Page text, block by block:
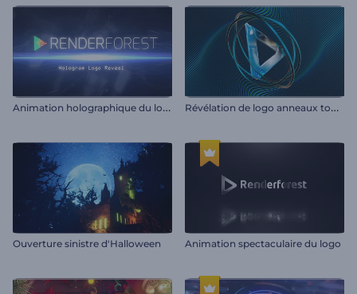
A
nimation holographique du logo R
évélation de logo anneaux tournoyants
Ouverture sinistre d'Halloween Animation spectaculaire du logo